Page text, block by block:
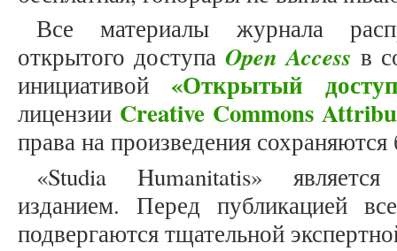
Все материалы журнала
открытого доступаOpen Access в
инициативой «Открытый
лицензии Creative Commons
права на произведения
«Studia Humanitatis»
изданием. Перед публикацией
подвергаются тщательной